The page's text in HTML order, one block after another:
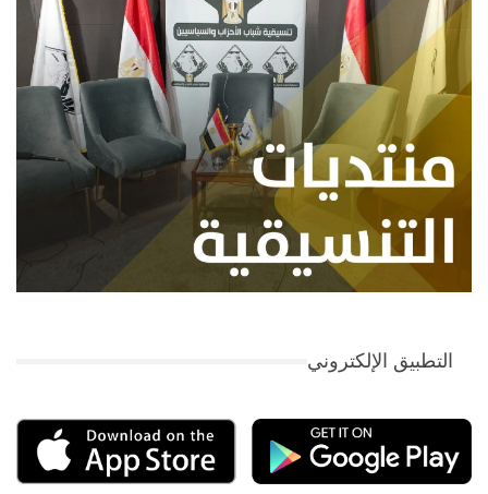
التطبيق الإلكتروني